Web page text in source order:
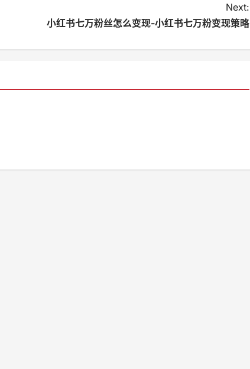
Next:
小红书七万粉丝怎么变现-小红书七万粉变现策略